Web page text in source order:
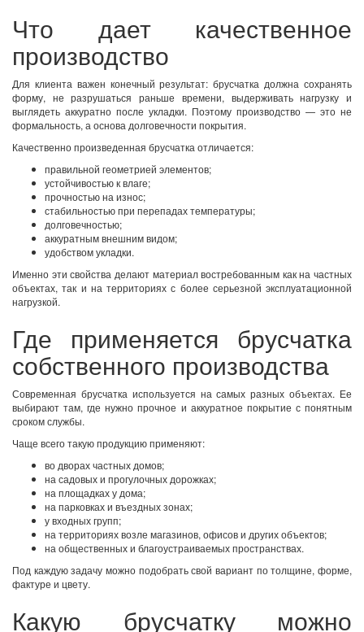
Что дает качественное
производство
Для клиента важен конечный результат: брусчатка должна сохранять
форму, не разрушаться раньше времени, выдерживать нагрузку и
выглядеть аккуратно после укладки. Поэтому производство — это не
формальность, а основа долговечности покрытия.
Качественно произведенная брусчатка отличается:
правильной геометрией элементов;
устойчивостью к влаге;
прочностью на износ;
стабильностью при перепадах температуры;
долговечностью;
аккуратным внешним видом;
удобством укладки.
Именно эти свойства делают материал востребованным как на частных
объектах, так и на территориях с более серьезной эксплуатационной
нагрузкой.
Где применяется брусчатка
собственного производства
Современная брусчатка используется на самых разных объектах. Ее
выбирают там, где нужно прочное и аккуратное покрытие с понятным
сроком службы.
Чаще всего такую продукцию применяют:
во дворах частных домов;
на садовых и прогулочных дорожках;
на площадках у дома;
на парковках и въездных зонах;
у входных групп;
на территориях возле магазинов, офисов и других объектов;
на общественных и благоустраиваемых пространствах.
Под каждую задачу можно подобрать свой вариант по толщине, форме,
фактуре и цвету.
Какую брусчатку можно